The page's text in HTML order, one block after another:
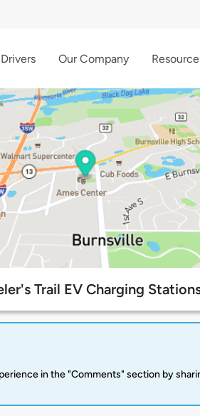
Our Company
Trail EV Charging
in the "Comments" section by